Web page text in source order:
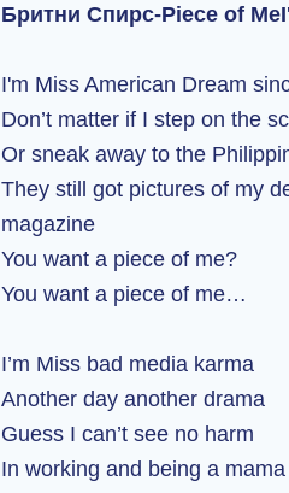
Бритни Спирс-Piece of
I'm Miss American Dream
Don’t matter if I step on the
Or sneak away to the
They still got pictures of my
magazine
You want a piece of me?
You want a piece of me…
I’m Miss bad media karma
Another day another drama
Guess I can’t see no harm
In working and being a mama